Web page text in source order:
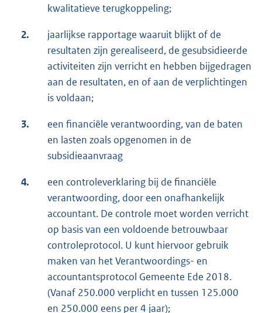
kwalitatieve terugkoppeling;
2.
jaarlijkse rapportage waaruit blijkt of de
resultaten zijn gerealiseerd, de gesubsidieerde
activiteiten zijn verricht en hebben bijgedragen
aan de resultaten, en of aan de verplichtingen
is voldaan;
3.
een financiële verantwoording, van de baten
en lasten zoals opgenomen in de
subsidieaanvraag
4.
een controleverklaring bij de financiële
verantwoording, door een onafhankelijk
accountant. De controle moet worden verricht
op basis van een voldoende betrouwbaar
controleprotocol. U kunt hiervoor gebruik
maken van het Verantwoordings- en
accountantsprotocol Gemeente Ede 2018.
(Vanaf 250.000 verplicht en tussen 125.000
en 250.000 eens per 4 jaar);